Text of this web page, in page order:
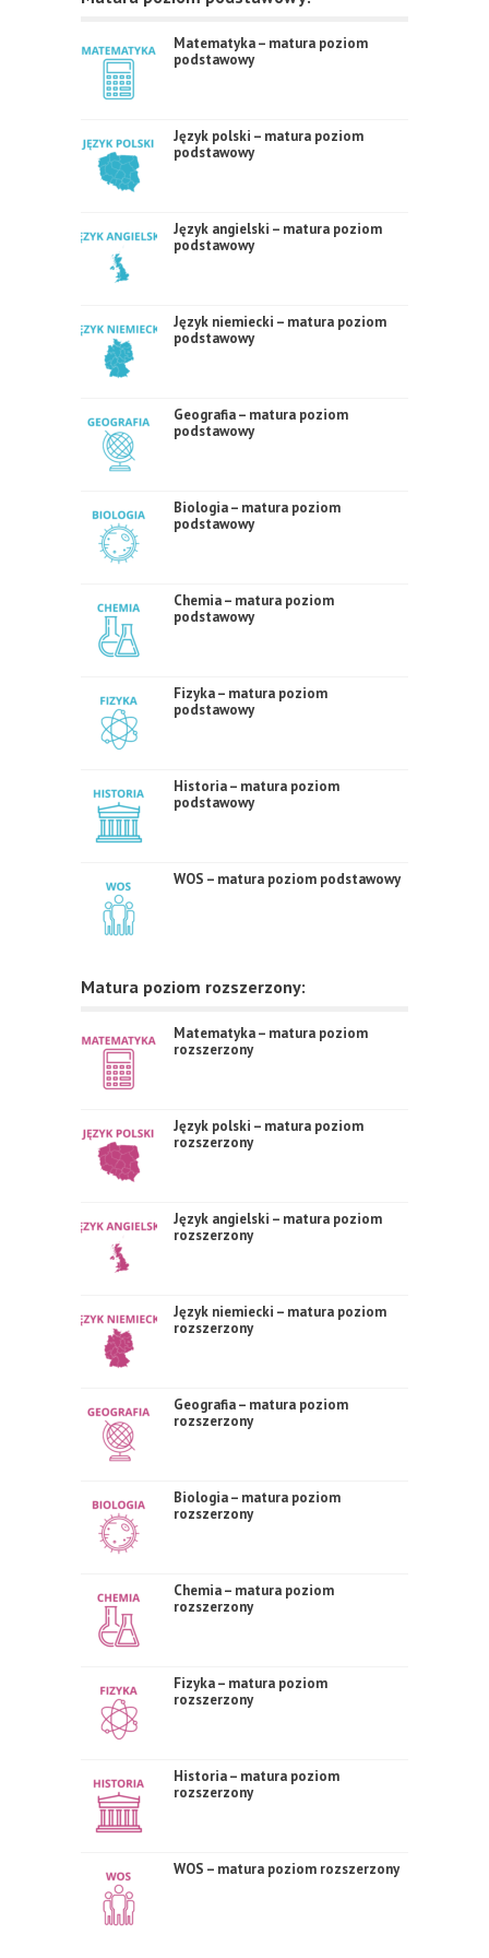
Matematyka – matura poziom
podstawowy
Język polski – matura poziom
podstawowy
Język angielski – matura poziom
podstawowy
Język niemiecki – matura poziom
podstawowy
Geografia – matura poziom
podstawowy
Biologia – matura poziom
podstawowy
Chemia – matura poziom
podstawowy
Fizyka – matura poziom
podstawowy
Historia – matura poziom
podstawowy
WOS – matura poziom podstawowy
Matura poziom rozszerzony:
Matematyka – matura poziom
rozszerzony
Język polski – matura poziom
rozszerzony
Język angielski – matura poziom
rozszerzony
Język niemiecki – matura poziom
rozszerzony
Geografia – matura poziom
rozszerzony
Biologia – matura poziom
rozszerzony
Chemia – matura poziom
rozszerzony
Fizyka – matura poziom
rozszerzony
Historia – matura poziom
rozszerzony
WOS – matura poziom rozszerzony